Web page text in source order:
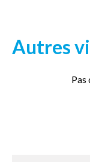
Autres